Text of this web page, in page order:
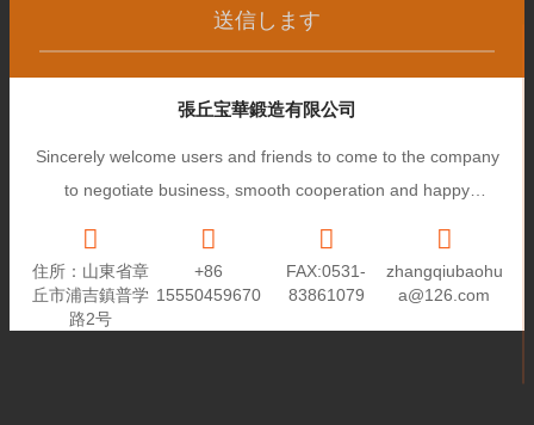
送信します
張丘宝華鍛造有限公司
Sincerely welcome users and friends to come to the company
to negotiate business, smooth cooperation and happy
住所：山東省章
丘市浦吉鎮普学
路2号
+86
15550459670
FAX:0531-
83861079
zhangqiubaohu
a@126.com